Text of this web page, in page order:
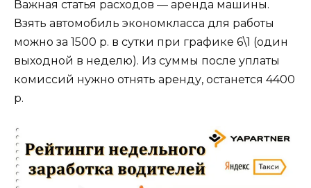
Важная статья расходов — аренда машины.
Взять автомобиль экономкласса для работы
можно за 1500 р. в сутки при графике 6\1 (один
выходной в неделю). Из суммы после уплаты
комиссий нужно отнять аренду, останется 4400
р.